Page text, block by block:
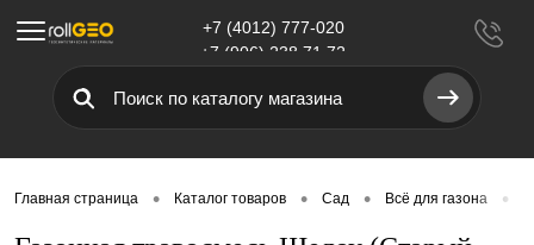
Меню
+7 (4012) 777-020
+7 (906) 238 71 72
Главная страница • Каталог товаров • Сад • Всё для газона •